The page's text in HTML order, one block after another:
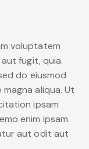
voluptatem
fugit, quia.
do eiusmod
aliqua. Ut
ipsam
enim ipsam
aut odit aut